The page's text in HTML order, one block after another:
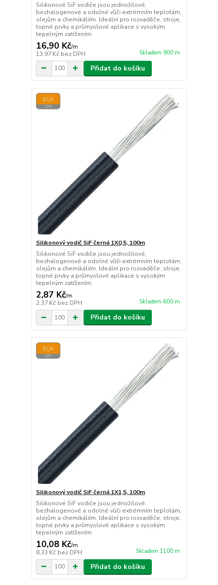
Silikonové SiF vodiče jsou jednožilové,
bezhalogenové a odolné vůči extrémním teplotám,
olejům a chemikáliím. Ideální pro rozvaděče, stroje,
topné prvky a průmyslové aplikace s vysokým
tepelným zatížením.
16,90 Kč/m
13,97 Kč bez DPH Skladem 900 m
Přidat do košíku
Silikonový vodič SiF černá 1X0,5, 100m
Silikonové SiF vodiče jsou jednožilové,
bezhalogenové a odolné vůči extrémním teplotám,
olejům a chemikáliím. Ideální pro rozvaděče, stroje,
topné prvky a průmyslové aplikace s vysokým
tepelným zatížením.
2,87 Kč/m
2,37 Kč bez DPH Skladem 600 m
Přidat do košíku
Silikonový vodič SiF černá 1X1,5, 100m
Silikonové SiF vodiče jsou jednožilové,
bezhalogenové a odolné vůči extrémním teplotám,
olejům a chemikáliím. Ideální pro rozvaděče, stroje,
topné prvky a průmyslové aplikace s vysokým
tepelným zatížením.
10,08 Kč/m
8,33 Kč bez DPH Skladem 1100 m
Přidat do košíku